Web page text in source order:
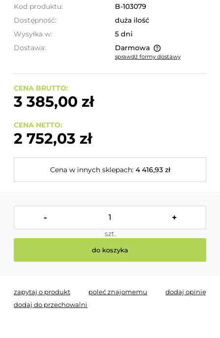
Kod produktu:
B-103079
Dostępność:
duża ilość
Wysyłka w:
5 dni
Dostawa:
Darmowa
Cena nie zawiera ewentualnych kosztów płatności
sprawdź formy dostawy
CENA BRUTTO:
3 385,00 zł
CENA NETTO:
2 752,03 zł
Cena w innych sklepach: 4 416,93 zł
- +
szt.
do koszyka
zapytaj o produkt poleć znajomemu
dodaj opinię
dodaj do przechowalni